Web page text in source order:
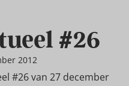
#26
2012
#26 van 27 december